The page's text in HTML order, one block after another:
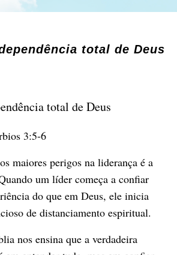
total de Deus
total de Deus
3:5-6
maiores perigos na liderança é a
um líder começa a confiar
do que em Deus, ele inicia
de distanciamento espiritual.
nos ensina que a verdadeira